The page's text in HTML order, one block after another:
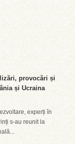
provocări și
și Ucraina
experți în
s-au reunit la